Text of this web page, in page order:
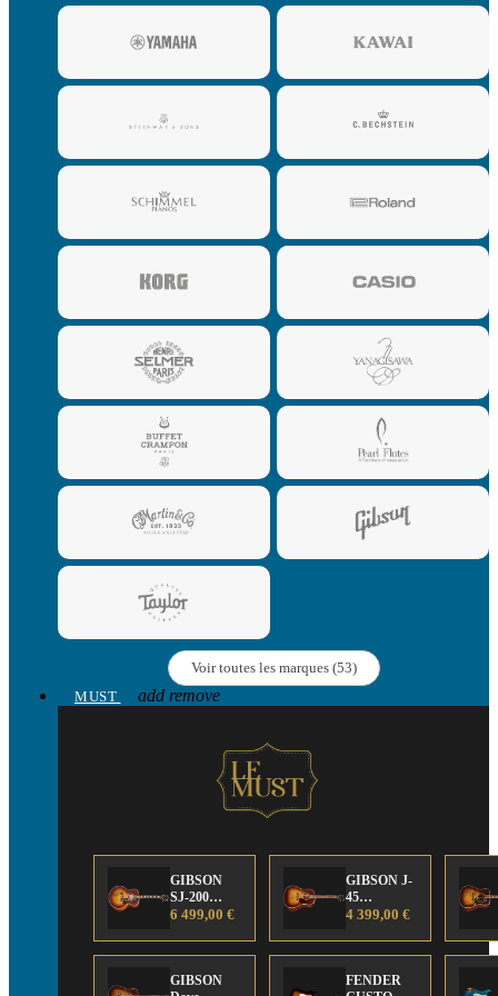
Voir toutes les marques (53)
MUST
add remove
GIBSON
SJ-200
Anniversary
Edition
6 499,00 €
GIBSON J-
45
Anniversary
Edition
4 399,00 €
GIBSON
FENDER